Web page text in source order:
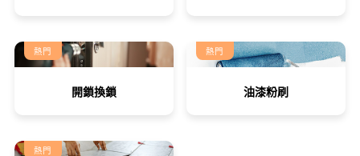
熱門
開鎖換鎖
熱門
油漆粉刷
熱門